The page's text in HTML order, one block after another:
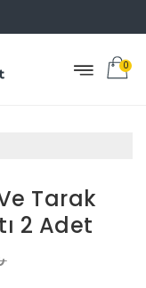
0
Tarak
2 Adet